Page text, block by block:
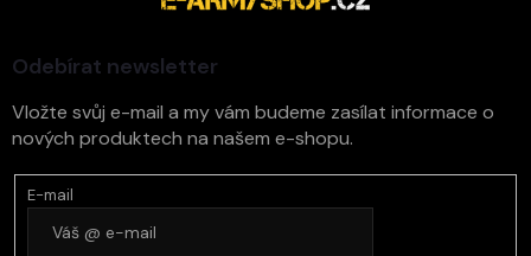
Odebírat newsletter
Vložte svůj e-mail a my vám budeme zasílat informace o
nových produktech na našem e-shopu.
E-mail